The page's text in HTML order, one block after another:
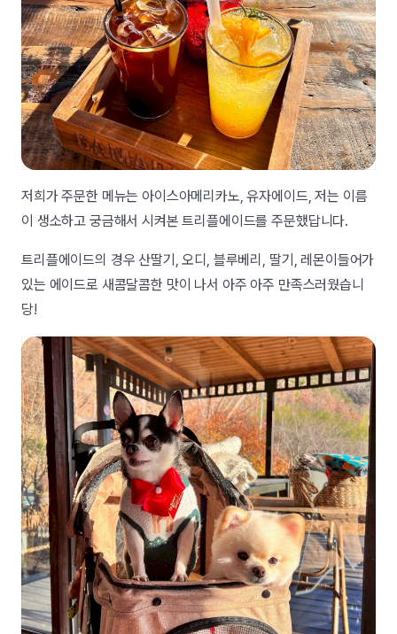
저희가 주문한 메뉴는 아이스아메리카노, 유자에이드, 저는 이름
이 생소하고 궁금해서 시켜본 트리플에이드를 주문했답니다.
트리플에이드의 경우 산딸기, 오디, 블루베리, 딸기, 레몬이들어가
있는 에이드로 새콤달콤한 맛이 나서 아주 아주 만족스러웠습니
당!